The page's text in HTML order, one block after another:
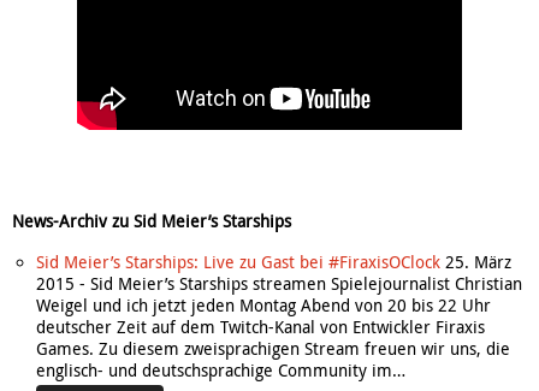
News-Archiv zu Sid Meier’s Starships
Sid Meier’s Starships: Live zu Gast bei #FiraxisOClock 25. März
2015 - Sid Meier’s Starships streamen Spielejournalist Christian
Weigel und ich jetzt jeden Montag Abend von 20 bis 22 Uhr
deutscher Zeit auf dem Twitch-Kanal von Entwickler Firaxis
Games. Zu diesem zweisprachigen Stream freuen wir uns, die
englisch- und deutschsprachige Community im…